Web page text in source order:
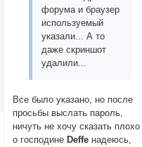
форума и браузер
используемый
указали... А то
даже скриншот
удалили...
Все было указано, но после
просьбы выслать пароль,
ничуть не хочу сказать плохо
о господине Deffе надеюсь,